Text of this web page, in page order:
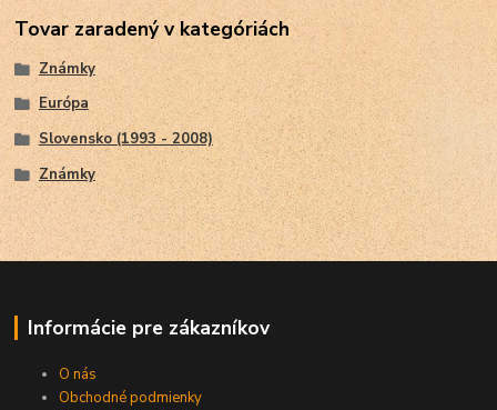
Tovar zaradený v kategóriách
Známky
Európa
Slovensko (1993 - 2008)
Známky
Informácie pre zákazníkov
O nás
Obchodné podmienky